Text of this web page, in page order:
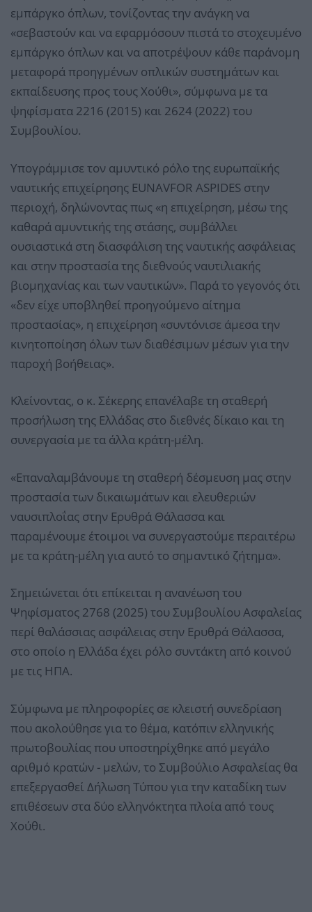
εμπάργκο όπλων, τονίζοντας την ανάγκη να
«σεβαστούν και να εφαρμόσουν πιστά το στοχευμένο
εμπάργκο όπλων και να αποτρέψουν κάθε παράνομη
μεταφορά προηγμένων οπλικών συστημάτων και
εκπαίδευσης προς τους Χούθι», σύμφωνα με τα
ψηφίσματα 2216 (2015) και 2624 (2022) του
Συμβουλίου.
Υπογράμμισε τον αμυντικό ρόλο της ευρωπαϊκής
ναυτικής επιχείρησης EUNAVFOR ASPIDES στην
περιοχή, δηλώνοντας πως «η επιχείρηση, μέσω της
καθαρά αμυντικής της στάσης, συμβάλλει
ουσιαστικά στη διασφάλιση της ναυτικής ασφάλειας
και στην προστασία της διεθνούς ναυτιλιακής
βιομηχανίας και των ναυτικών». Παρά το γεγονός ότι
«δεν είχε υποβληθεί προηγούμενο αίτημα
προστασίας», η επιχείρηση «συντόνισε άμεσα την
κινητοποίηση όλων των διαθέσιμων μέσων για την
παροχή βοήθειας».
Κλείνοντας, ο κ. Σέκερης επανέλαβε τη σταθερή
προσήλωση της Ελλάδας στο διεθνές δίκαιο και τη
συνεργασία με τα άλλα κράτη-μέλη.
«Επαναλαμβάνουμε τη σταθερή δέσμευση μας στην
προστασία των δικαιωμάτων και ελευθεριών
ναυσιπλοΐας στην Ερυθρά Θάλασσα και
παραμένουμε έτοιμοι να συνεργαστούμε περαιτέρω
με τα κράτη-μέλη για αυτό το σημαντικό ζήτημα».
Σημειώνεται ότι επίκειται η ανανέωση του
Ψηφίσματος 2768 (2025) του Συμβουλίου Ασφαλείας
περί θαλάσσιας ασφάλειας στην Ερυθρά Θάλασσα,
στο οποίο η Ελλάδα έχει ρόλο συντάκτη από κοινού
με τις ΗΠΑ.
Σύμφωνα με πληροφορίες σε κλειστή συνεδρίαση
που ακολούθησε για το θέμα, κατόπιν ελληνικής
πρωτοβουλίας που υποστηρίχθηκε από μεγάλο
αριθμό κρατών - μελών, το Συμβούλιο Ασφαλείας θα
επεξεργασθεί Δήλωση Τύπου για την καταδίκη των
επιθέσεων στα δύο ελληνόκτητα πλοία από τους
Χούθι.